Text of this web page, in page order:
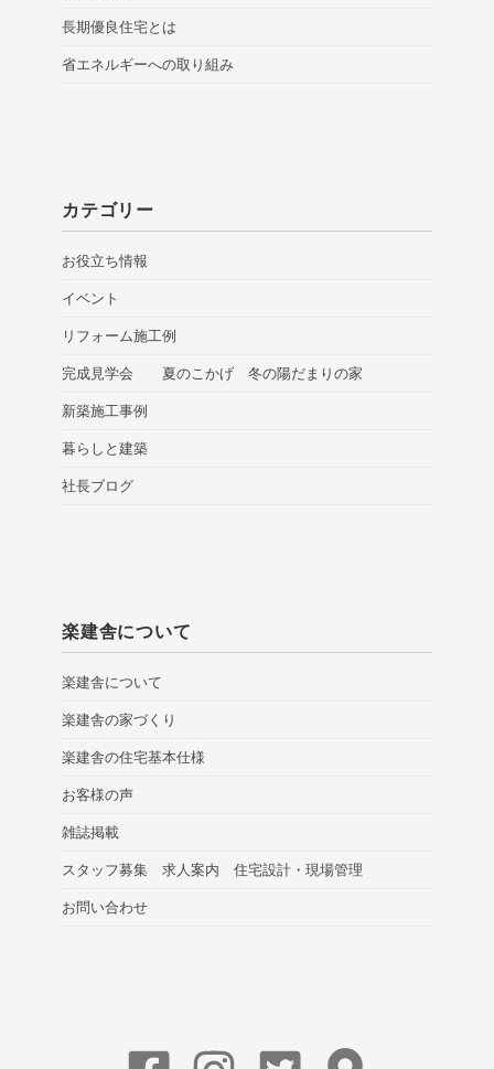
長期優良住宅とは
省エネルギーへの取り組み
カテゴリー
お役立ち情報
イベント
リフォーム施工例
完成見学会 夏のこかげ 冬の陽だまりの家
新築施工事例
暮らしと建築
社長ブログ
楽建舎について
楽建舎について
楽建舎の家づくり
楽建舎の住宅基本仕様
お客様の声
雑誌掲載
スタッフ募集 求人案内 住宅設計・現場管理
お問い合わせ